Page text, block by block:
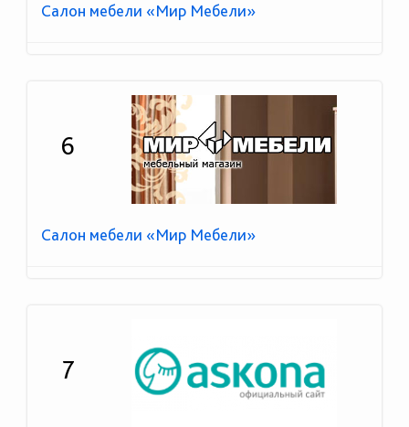
Салон мебели «Мир Мебели»
6
Салон мебели «Мир Мебели»
7